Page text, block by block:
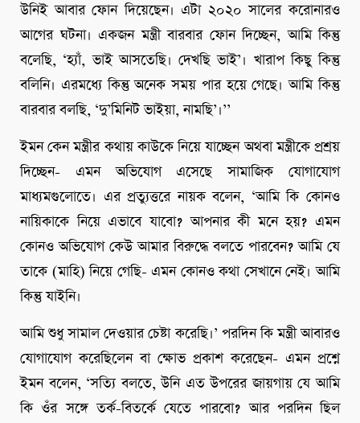
উনিই আবার ফোন দিয়েছেন। এটা ২০২০ সালের করোনারও
আগের ঘটনা। একজন মন্ত্রী বারবার ফোন দিচ্ছেন, আমি কিন্তু
বলেছি, ‘হ্যাঁ, ভাই আসতেছি। দেখছি ভাই’। খারাপ কিছু কিন্তু
বলিনি। এরমধ্যে কিন্তু অনেক সময় পার হয়ে গেছে। আমি কিন্তু
বারবার বলছি, ‘দু’মিনিট ভাইয়া, নামছি’।’’
ইমন কেন মন্ত্রীর কথায় কাউকে নিয়ে যাচ্ছেন অথবা মন্ত্রীকে প্রশ্রয়
দিচ্ছেন- এমন অভিযোগ এসেছে সামাজিক যোগাযোগ
মাধ্যমগুলোতে। এর প্রত্যুত্তরে নায়ক বলেন, ‘আমি কি কোনও
নায়িকাকে নিয়ে এভাবে যাবো? আপনার কী মনে হয়? এমন
কোনও অভিযোগ কেউ আমার বিরুদ্ধে বলতে পারবেন? আমি যে
তাকে (মাহি) নিয়ে গেছি- এমন কোনও কথা সেখানে নেই। আমি
কিন্তু যাইনি।
আমি শুধু সামাল দেওয়ার চেষ্টা করেছি।’ পরদিন কি মন্ত্রী আবারও
যোগাযোগ করেছিলেন বা ক্ষোভ প্রকাশ করেছেন- এমন প্রশ্নে
ইমন বলেন, ‘সত্যি বলতে, উনি এত উপরের জায়গায় যে আমি
কি ওঁর সঙ্গে তর্ক-বিতর্কে যেতে পারবো? আর পরদিন ছিল